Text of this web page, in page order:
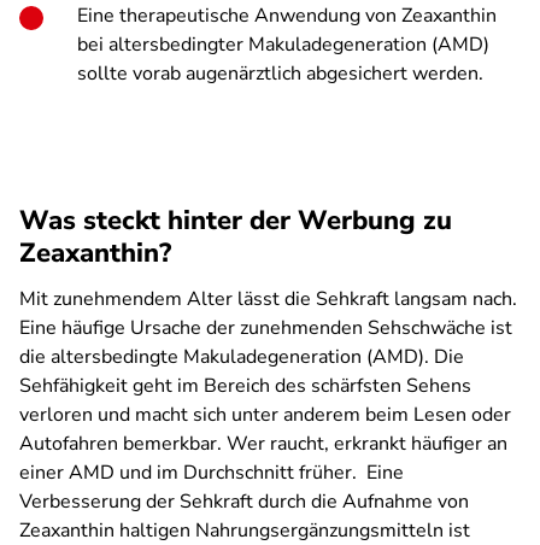
Eine therapeutische Anwendung von Zeaxanthin
bei altersbedingter Makuladegeneration (AMD)
sollte vorab augenärztlich abgesichert werden.
Was steckt hinter der Werbung zu
Zeaxanthin?
Mit zunehmendem Alter lässt die Sehkraft langsam nach.
Eine häufige Ursache der zunehmenden Sehschwäche ist
die altersbedingte Makuladegeneration (AMD). Die
Sehfähigkeit geht im Bereich des schärfsten Sehens
verloren und macht sich unter anderem beim Lesen oder
Autofahren bemerkbar. Wer raucht, erkrankt häufiger an
einer AMD und im Durchschnitt früher. Eine
Verbesserung der Sehkraft durch die Aufnahme von
Zeaxanthin haltigen Nahrungsergänzungsmitteln ist